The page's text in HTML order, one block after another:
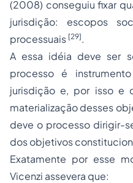
(2008) conseguiu fixar
jurisdição: escopos
processuais [29].
A essa idéia deve ser
processo é
jurisdição e, por isso e
materialização desses
deve o processo dirigir-
dos objetivos
Exatamente por esse
Vicenzi assevera que: